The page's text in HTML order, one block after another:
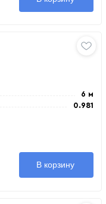
6 м
0.981
В корзину